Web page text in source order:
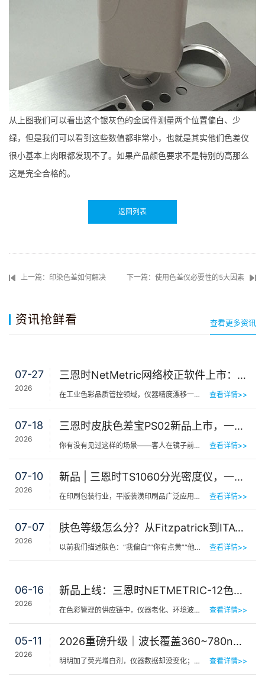
从上图我们可以看出这个银灰色的金属件测量两个位置偏白、少
绿，但是我们可以看到这些数值都非常小，也就是其实他们色差仪
很小基本上肉眼都发现不了。如果产品颜色要求不是特别的高那么
这是完全合格的。
返回列表
上一篇：印染色差如何解决 下一篇：使用色差仪必要性的5大因素
资讯抢鲜看 查看更多资讯
07-27
2026
三恩时NetMetric网络校正软件上市：告别返厂，15分钟让测色仪“恢复出厂精度”
在工业色彩品质管控领域，仪器精度漂移一直是制造企业挥之不去的隐痛。同一批货，A车间测合格、B车间测不合… 查看详情>>
07-18
2026
三恩时皮肤色差宝PS02新品上市，一键测出你的精准肤色等级
你有没有见过这样的场景——客人在镜子前端详半天，问：“我是不是白了一点？”美容师… 查看详情>>
07-10
2026
新品 | 三恩时TS1060分光密度仪，一机覆盖平版装潢印刷品色密度与色差检测
在印刷包装行业，平版装潢印刷品广泛应用于包装工艺品、日化标签、节日用品等场景，客户对同一批次产品的色… 查看详情>>
07-07
2026
肤色等级怎么分？从Fitzpatrick到ITA°，三恩时皮肤测色仪让肤色“数字化”
以前我们描述肤色：“我偏白”“你有点黄”“他挺黑”……现在… 查看详情>>
06-16
2026
新品上线：三恩时NETMETRIC-12色砖与网络校正软件，解决台间差难题
在色彩管理的供应链中，仪器老化、环境波动、台间差…… 一个环节的微小偏差，都可能导致最终… 查看详情>>
05-11
2026
2026重磅升级｜波长覆盖360~780nm，三恩时便携式分光测色仪全光谱了！
明明加了荧光增白剂，仪器数据却没变化；两个零件在室内颜色一样，一到阳光下就“原形毕露”&hel… 查看详情>>